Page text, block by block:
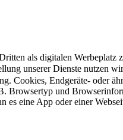
als digitalen Werbeplatz
unserer Dienste nutzen
Cookies, Endgeräte- oder
und
eine App oder einer